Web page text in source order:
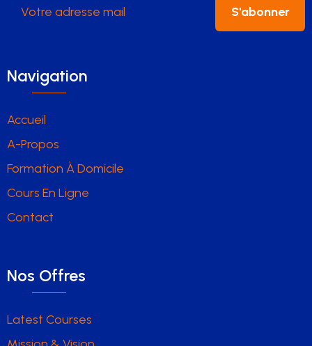
S'abonner
Navigation
Accueil
A-Propos
Formation À Domicile
Cours En Ligne
Contact
Nos Offres
Latest Courses